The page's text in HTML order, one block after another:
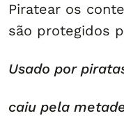
Piratear os
são protegidos
Usado por
caiu pela